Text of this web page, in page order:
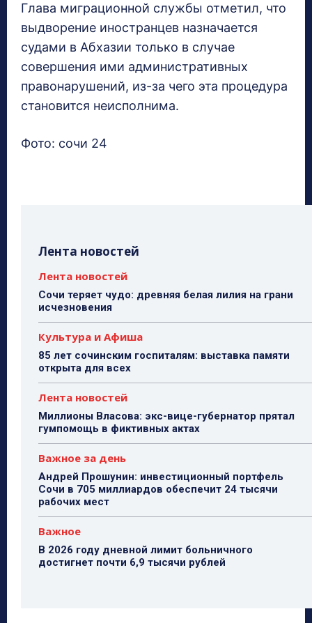
Глава миграционной службы отметил, что
выдворение иностранцев назначается
судами в Абхазии только в случае
совершения ими административных
правонарушений, из-за чего эта процедура
становится неисполнима.
Фото: сочи 24
Лента новостей
Лента новостей
Сочи теряет чудо: древняя белая лилия на грани
исчезновения
Культура и Афиша
85 лет сочинским госпиталям: выставка памяти
открыта для всех
Лента новостей
Миллионы Власова: экс-вице-губернатор прятал
гумпомощь в фиктивных актах
Важное за день
Андрей Прошунин: инвестиционный портфель
Сочи в 705 миллиардов обеспечит 24 тысячи
рабочих мест
Важное
В 2026 году дневной лимит больничного
достигнет почти 6,9 тысячи рублей